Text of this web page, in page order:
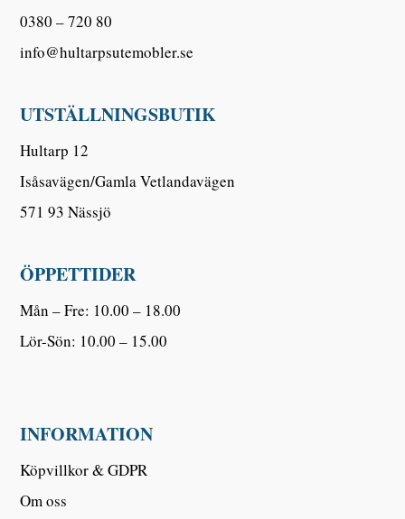
0380 – 720 80
info@hultarpsutemobler.se
UTSTÄLLNINGSBUTIK
Hultarp 12
Isåsavägen/Gamla Vetlandavägen
571 93 Nässjö
ÖPPETTIDER
Mån – Fre: 10.00 – 18.00
Lör-Sön: 10.00 – 15.00
INFORMATION
Köpvillkor & GDPR
Om oss